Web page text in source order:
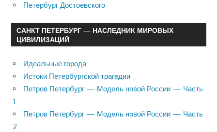
Петербург Достоевского
САНКТ ПЕТЕРБУРГ — НАСЛЕДНИК МИРОВЫХ
ЦИВИЛИЗАЦИЙ
Идеальные города
Истоки Петербургской трагедии
Петров Петербург — Модель новой России — Часть
1
Петров Петербург — Модель новой России — Часть
2